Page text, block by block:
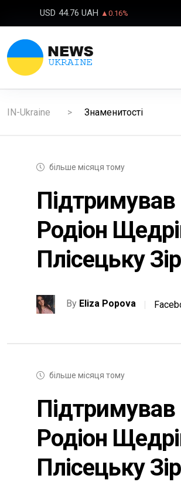
USD 44.76 UAH ▲0.16%
IN-Ukraine Знаменитості
більше місяця тому
Родіон
Плісецьку
By Eliza Popova
більше місяця тому
Родіон
Плісецьку